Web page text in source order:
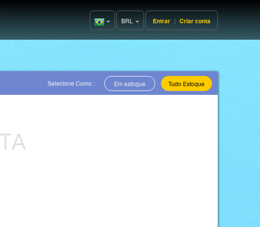
Brazil(Português)
BRL Entrar | Criar conta
Selecione Como : Em estoque Tudo Estoque